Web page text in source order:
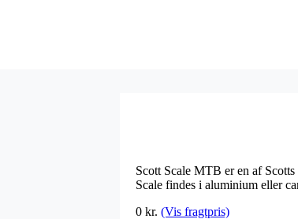
Scott Scale MTB er en af
Scale findes i aluminium eller
0 kr. (Vis fragtpris)